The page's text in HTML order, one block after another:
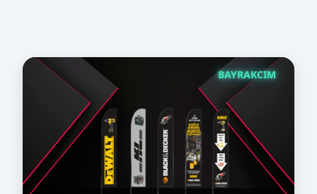
BAYRAKCIM